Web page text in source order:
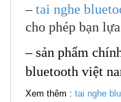
–tai nghe
cho phép bạn
– sản phẩm
bluetooth việt
Xem thêm : tai nghe